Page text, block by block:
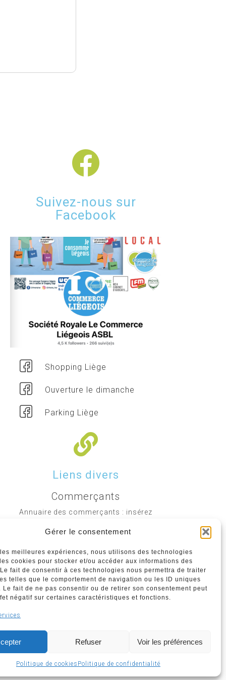
Gérer le consentement
meilleures expériences, nous utilisons des technologies
cookies pour stocker et/ou accéder aux informations des
fait de consentir à ces technologies nous permettra de traiter
telles que le comportement de navigation ou les ID uniques
Le fait de ne pas consentir ou de retirer son consentement peut
négatif sur certaines caractéristiques et fonctions.
Refuser Voir les préférences
Politique de cookies Politique de confidentialité
Suivez-nous sur
Facebook
Shopping Liège
Ouverture le dimanche
Parking Liège
Liens divers
Commerçants
Annuaire des commerçants : insérez
annuaire sur notre site ci-dessous
www.commerceliege.be
Politique de cookies